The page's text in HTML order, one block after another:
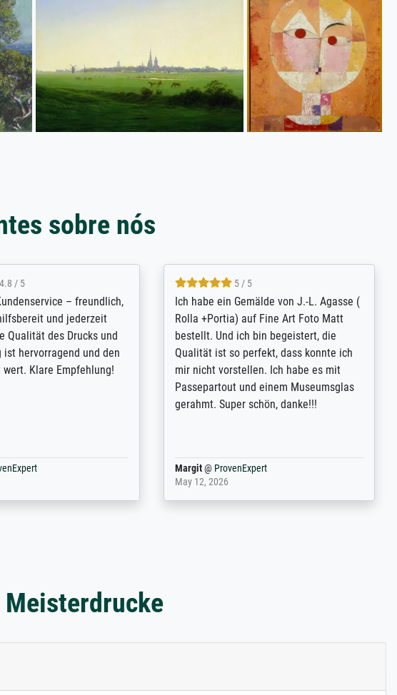
sobre nós
5 / 5
and customer
quality of the printing is
difficult to distinguish
it will be my go-to
art prints from now on -
4.8 / 5
Qualité absolument irréprochable.
Extraordinaire diversité des thèmes
abordés et personnalisation des
demandes (recadrage, réajustement des
couleurs). Relation clientèle parfaite.
Transport, réception sans aucun
problème. Merci à toute l'équipe ! Hervé
Anonym@ProvenExpert
March 31, 2025
Meisterdrucke